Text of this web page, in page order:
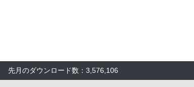
先月のダウンロード数：3,576,106